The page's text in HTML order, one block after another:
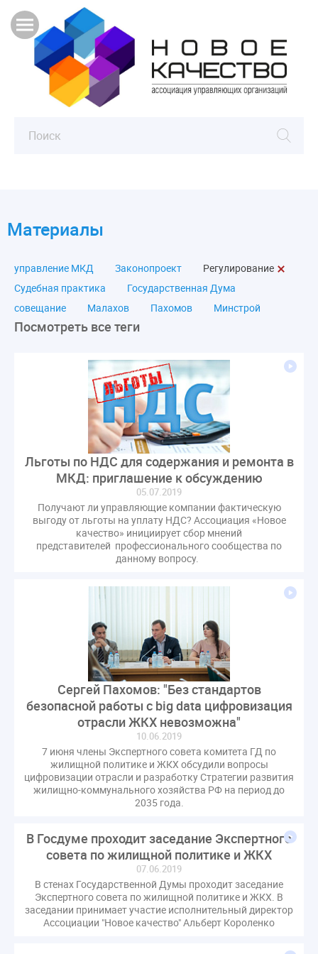
Материалы
управление МКД Законопроект
Регулирование
Судебная практика
Государственная Дума
совещание
Малахов Пахомов
Минстрой
ЛикбезЖКХ
ЖКХ
Строительная неделя
лицензирование
Верховный суд
управляющие компании
МКД
Экспертное мнение
капремонт
Комитет по строительству и ЖКХ
Малахов Конференция
Обсуждение
Пени за ЖКУ
Постановление Правительства РФ
ЖКУ
Новое качество
ОСС
Правила
задолженность граждан
ГОСТ
Мероприятия
Постановление
Правительство РФ
исполнительная надпись
ВДГО
ВКГО
Персональные данные
Приказ
ЭкспертЖКХ
договор управления МКД
управляющая компания
Интервью
УК
газовое оборудование
государственная дума
обращение
общее имущество
провайдеры
проверки ЖКХ
саморегулирование
управляющие организации
Альберт Короленко
ЖК РФ КоАП РФ
Почта России
Стандарты и качество
мероприятия
налоговая реформа
общее собрание собственников
ответственность
перерасчет платы
Всероссийское совещание
ГД
Госсовет
Жилищная инспекция
Зарубежный опыт
Исследования
Казань
МВД
Минфин НДС
Общественная палата
Проект
Рабочая группа
Посмотреть все теги
Льготы по НДС для содержания и ремонта в
МКД: приглашение к обсуждению
05.07.2019
Получают ли управляющие компании фактическую
выгоду от льготы на уплату НДС? Ассоциация «Новое
качество» инициирует сбор мнений
представителей профессионального сообщества по
данному вопросу.
Сергей Пахомов: "Без стандартов
безопасной работы с big data цифровизация
отрасли ЖКХ невозможна"
10.06.2019
7 июня члены Экспертного совета комитета ГД по
жилищной политике и ЖКХ обсудили вопросы
цифровизации отрасли и разработку Стратегии развития
жилищно-коммунального хозяйства РФ на период до
2035 года.
В Госдуме проходит заседание Экспертного
совета по жилищной политике и ЖКХ
07.06.2019
В стенах Государственной Думы проходит заседание
Экспертного совета по жилищной политике и ЖКХ. В
заседании принимает участие исполнительный директор
Ассоциации "Новое качество" Альберт Короленко